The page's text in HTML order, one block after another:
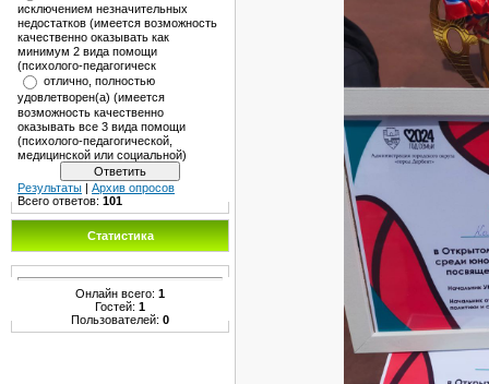
исключением незначительных
недостатков (имеется возможность
качественно оказывать как
минимум 2 вида помощи
(психолого-педагогическ
отлично, полностью
удовлетворен(а) (имеется
возможность качественно
оказывать все 3 вида помощи
(психолого-педагогической,
медицинской или социальной)
Результаты
Архив опросов
Всего ответов: 101
Статистика
Онлайн всего: 1
Гостей: 1
Пользователей: 0